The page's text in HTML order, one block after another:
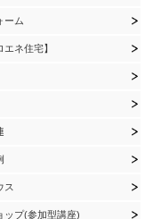
ーム
ネ住宅】
ス
ップ(参加型講座)